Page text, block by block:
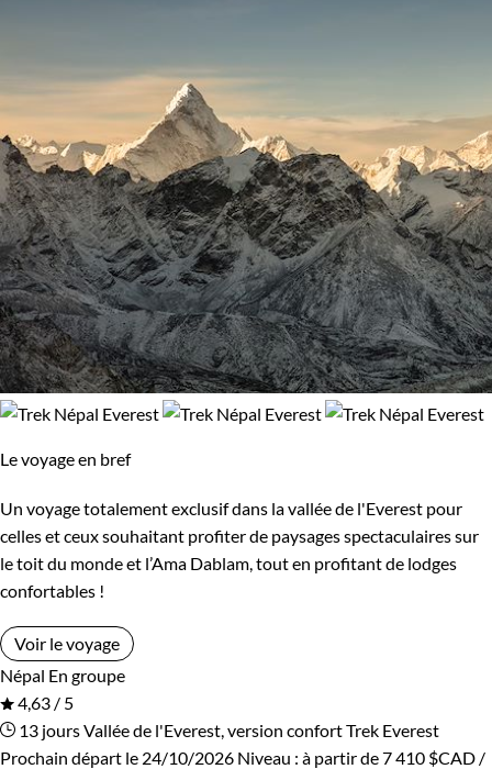
Le voyage en bref
Un voyage totalement exclusif dans la vallée de l'Everest pour
celles et ceux souhaitant profiter de paysages spectaculaires sur
le toit du monde et l’Ama Dablam, tout en profitant de lodges
confortables !
Voir le voyage
Népal En groupe
4,63 / 5
13 joursVallée de l'Everest, version confortTrek Everest
Prochain départ le 24/10/2026 Niveau : à partir de7 410 $CAD /